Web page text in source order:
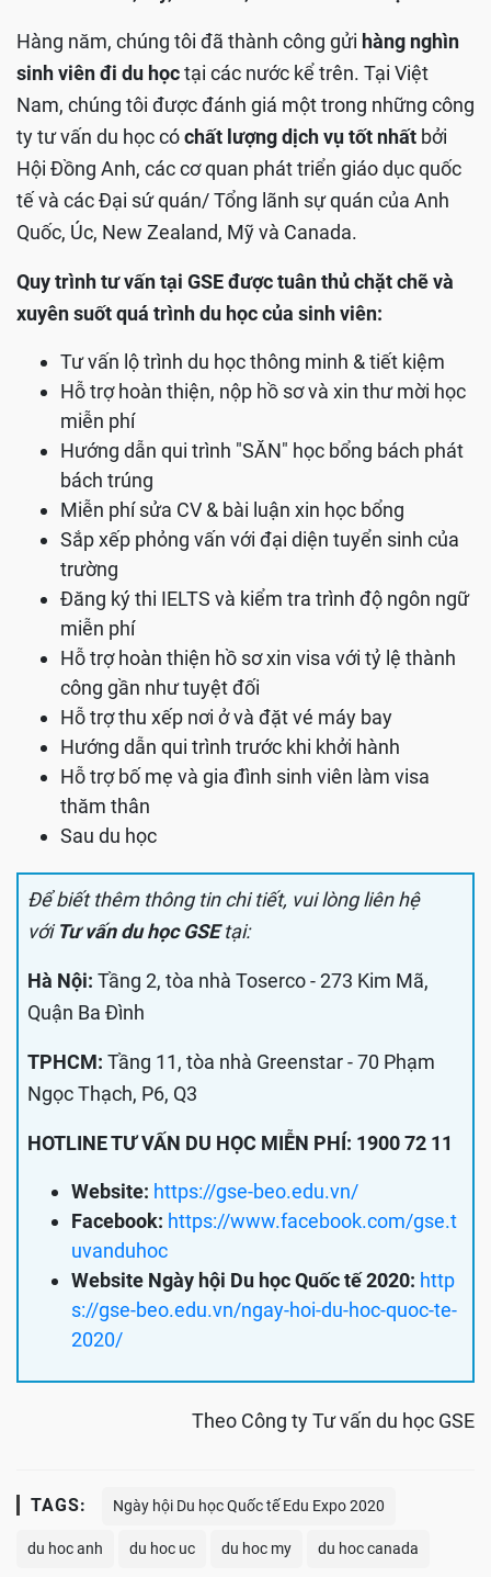
Hàng năm, chúng tôi đã thành công gửi hàng nghìn
sinh viên đi du họctại các nước kể trên. Tại Việt
Nam, chúng tôi được đánh giá một trong những công
ty tư vấn du học cóchất lượng dịch vụ tốt nhất bởi
Hội Đồng Anh, các cơ quan phát triển giáo dục quốc
tế và các Đại sứ quán/ Tổng lãnh sự quán của Anh
Quốc, Úc, New Zealand, Mỹ và Canada.
Quy trình tư vấn tại GSE được tuân thủ chặt chẽ và
xuyên suốt quá trình du học của sinh viên:
Tư vấn lộ trình du học thông minh & tiết kiệm
Hỗ trợ hoàn thiện, nộp hồ sơ và xin thư mời học
miễn phí
Hướng dẫn qui trình "SĂN" học bổng bách phát
bách trúng
Miễn phí sửa CV & bài luận xin học bổng
Sắp xếp phỏng vấn với đại diện tuyển sinh của
trường
Đăng ký thi IELTS và kiểm tra trình độ ngôn ngữ
miễn phí
Hỗ trợ hoàn thiện hồ sơ xin visa với tỷ lệ thành
công gần như tuyệt đối
Hỗ trợ thu xếp nơi ở và đặt vé máy bay
Hướng dẫn qui trình trước khi khởi hành
Hỗ trợ bố mẹ và gia đình sinh viên làm visa
thăm thân
Sau du học
Để biết thêm thông tin chi tiết, vui lòng liên hệ
vớiTư vấn du học GSEtại:
Hà Nội: Tầng 2, tòa nhà Toserco - 273 Kim Mã,
Quận Ba Đình
TPHCM: Tầng 11, tòa nhà Greenstar - 70 Phạm
Ngọc Thạch, P6, Q3
HOTLINE TƯ VẤN DU HỌC MIỄN PHÍ: 1900 72 11
Website: https://gse-beo.edu.vn/
Facebook: https://www.facebook.com/gse.t
uvanduhoc
Website Ngày hội Du học Quốc tế 2020: http
s://gse-beo.edu.vn/ngay-hoi-du-hoc-quoc-te-
2020/
Theo Công ty Tư vấn du học GSE
TAGS: Ngày hội Du học Quốc tế Edu Expo 2020
du hoc anh du hoc uc du hoc my du hoc canada